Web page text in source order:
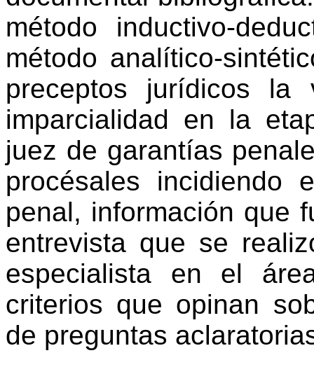
método inductivo-
método analítico-
preceptos jurídicos la
imparcialidad en la
juez de garantías
procésales incidiendo
penal, información que
entrevista que se
especialista en el
criterios que opinan
de preguntas